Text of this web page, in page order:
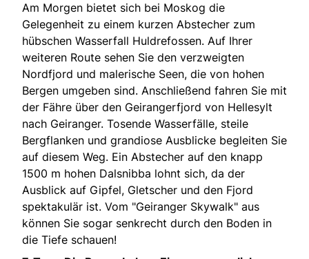
Am Morgen bietet sich bei Moskog die
Gelegenheit zu einem kurzen Abstecher zum
hübschen Wasserfall Huldrefossen. Auf Ihrer
weiteren Route sehen Sie den verzweigten
Nordfjord und malerische Seen, die von hohen
Bergen umgeben sind. Anschließend fahren Sie mit
der Fähre über den Geirangerfjord von Hellesylt
nach Geiranger. Tosende Wasserfälle, steile
Bergflanken und grandiose Ausblicke begleiten Sie
auf diesem Weg. Ein Abstecher auf den knapp
1500 m hohen Dalsnibba lohnt sich, da der
Ausblick auf Gipfel, Gletscher und den Fjord
spektakulär ist. Vom "Geiranger Skywalk" aus
können Sie sogar senkrecht durch den Boden in
die Tiefe schauen!